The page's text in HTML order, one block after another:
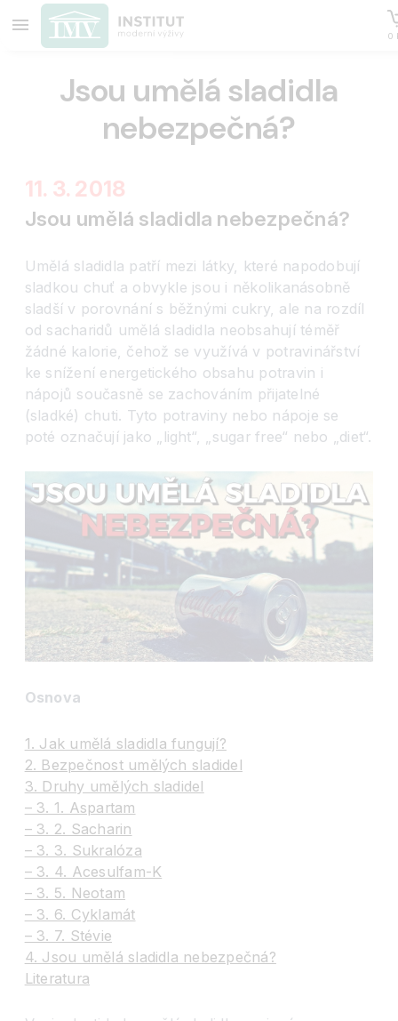
0
Jsou umělá sladidla
nebezpečná?
11. 3. 2018
Jsou umělá sladidla nebezpečná?
Umělá sladidla patří mezi látky, které napodobují
sladkou chuť a obvykle jsou i několikanásobně
sladší v porovnání s běžnými cukry, ale na rozdíl
od sacharidů umělá sladidla neobsahují téměř
žádné kalorie, čehož se využívá v potravinářství
ke snížení energetického obsahu potravin i
nápojů současně se zachováním přijatelné
(sladké) chuti. Tyto potraviny nebo nápoje se
poté označují jako „light“, „sugar free“ nebo „diet“.
Osnova
1. Jak umělá sladidla fungují?
2. Bezpečnost umělých sladidel
3. Druhy umělých sladidel
– 3. 1. Aspartam
– 3. 2. Sacharin
– 3. 3. Sukralóza
– 3. 4. Acesulfam-K
– 3. 5. Neotam
– 3. 6. Cyklamát
– 3. 7. Stévie
4. Jsou umělá sladidla nebezpečná?
Literatura